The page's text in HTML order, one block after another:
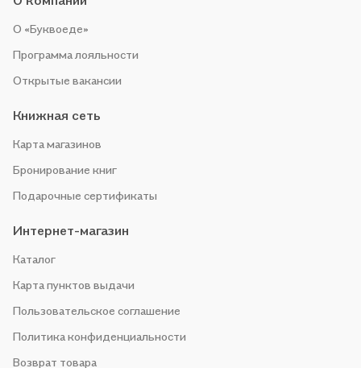
О «Буквоеде»
Программа лояльности
Открытые вакансии
Книжная сеть
Карта магазинов
Бронирование книг
Подарочные сертификаты
Интернет-магазин
Каталог
Карта пунктов выдачи
Пользовательское соглашение
Политика конфиденциальности
Возврат товара